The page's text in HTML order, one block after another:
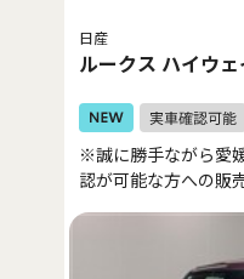
日産
ルークス ハイウ
※誠に勝手ながら愛
認が可能な方への販